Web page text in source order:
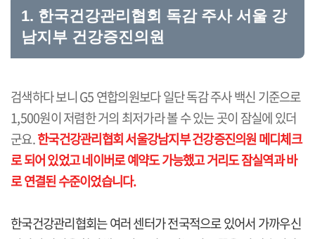
1. 한국건강관리협회 독감 주사 서울 강
남지부 건강증진의원
검색하다 보니 G5 연합의원보다 일단 독감 주사 백신 기준으로
1,500원이 저렴한 거의 최저가라 볼 수 있는 곳이 잠실에 있더
군요.한국건강관리협회 서울강남지부 건강증진의원 메디체크
로 되어 있었고 네이버로 예약도 가능했고 거리도 잠실역과 바
로 연결된 수준이었습니다.
한국건강관리협회는 여러 센터가 전국적으로 있어서 가까우신